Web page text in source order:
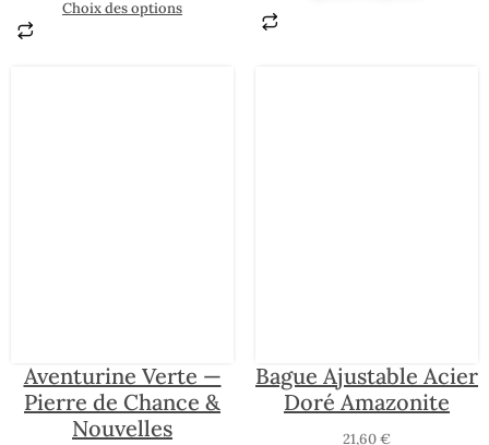
Choix des options
Aventurine Verte —
Pierre de Chance &
Nouvelles
Bague Ajustable Acier
Doré Amazonite
21,60€